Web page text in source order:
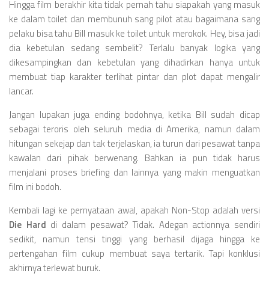
Hingga film berakhir kita tidak pernah tahu siapakah yang masuk
ke dalam toilet dan membunuh sang pilot atau bagaimana sang
pelaku bisa tahu Bill masuk ke toilet untuk merokok. Hey, bisa jadi
dia kebetulan sedang sembelit? Terlalu banyak logika yang
dikesampingkan dan kebetulan yang dihadirkan hanya untuk
membuat tiap karakter terlihat pintar dan plot dapat mengalir
lancar.
Jangan lupakan juga ending bodohnya, ketika Bill sudah dicap
sebagai teroris oleh seluruh media di Amerika, namun dalam
hitungan sekejap dan tak terjelaskan, ia turun dari pesawat tanpa
kawalan dari pihak berwenang. Bahkan ia pun tidak harus
menjalani proses briefing dan lainnya yang makin menguatkan
film ini bodoh.
Kembali lagi ke pernyataan awal, apakah Non-Stop adalah versi
Die Hard di dalam pesawat? Tidak. Adegan actionnya sendiri
sedikit, namun tensi tinggi yang berhasil dijaga hingga ke
pertengahan film cukup membuat saya tertarik. Tapi konklusi
akhirnya terlewat buruk.